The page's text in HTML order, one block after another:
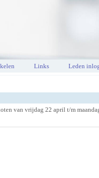
Links Leden
van vrijdag 22 april t/m